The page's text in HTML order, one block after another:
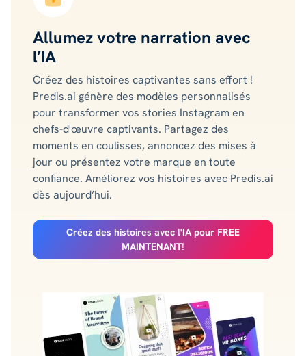
Allumez votre narration avec
l’IA
Créez des histoires captivantes sans effort !
Predis.ai génère des modèles personnalisés
pour transformer vos stories Instagram en
chefs-d'œuvre captivants. Partagez des
moments en coulisses, annoncez des mises à
jour ou présentez votre marque en toute
confiance. Améliorez vos histoires avec Predis.ai
dès aujourd’hui.
Créez des histoires avec l'IA pour FREE
MAINTENANT!